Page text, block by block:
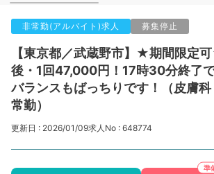
非常勤(アルバイト)求人 募集停止
【東京都／武蔵野市】★期間限定
後・1回47,000円！17時30分終了
バランスもばっちりです！（皮膚
常勤）
更新日 : 2026/01/09求人No : 648774